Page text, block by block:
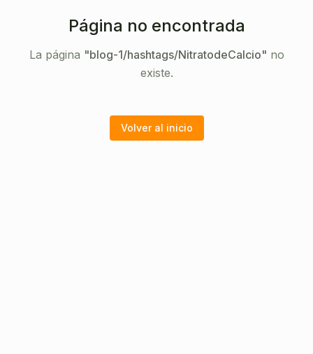
Página no encontrada
La página "blog-1/hashtags/NitratodeCalcio" no
existe.
Volver al inicio